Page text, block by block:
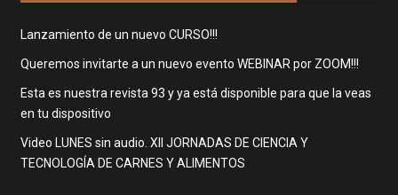
Lanzamiento de un nuevo CURSO!!!
Queremos invitarte a un nuevo evento WEBINAR por ZOOM!!!
Esta es nuestra revista 93 y ya está disponible para que la veas
en tu dispositivo
Video LUNES sin audio. XII JORNADAS DE CIENCIA Y
TECNOLOGÍA DE CARNES Y ALIMENTOS